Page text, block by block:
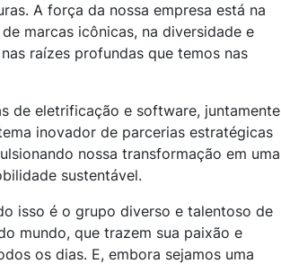
A força da nossa empresa está na
marcas icônicas, na diversidade e
raízes profundas que temos nas
de eletrificação e software, juntamente
inovador de parcerias estratégicas
nossa transformação em uma
sustentável.
isso é o grupo diverso e talentoso de
mundo, que trazem sua paixão e
os dias. E, embora sejamos uma